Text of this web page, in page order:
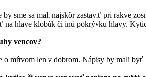
by sme sa mali najskôr zastaviť pri rakve
na hlave klobúk či inú pokrývku hlavy.
vencov?
o mŕtvom len v dobrom. Nápisy by mali